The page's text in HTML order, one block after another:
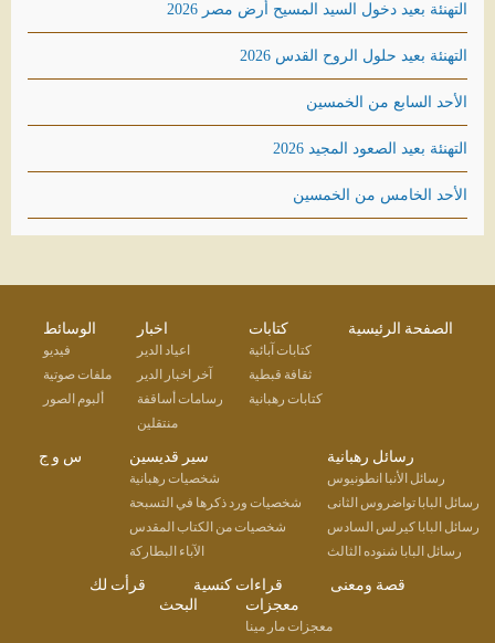
التهنئة بعيد دخول السيد المسيح أرض مصر 2026
التهنئة بعيد حلول الروح القدس 2026
الأحد السابع من الخمسين
التهنئة بعيد الصعود المجيد 2026
الأحد الخامس من الخمسين
الصفحة الرئيسية كتابات
كتابات آبائية
ثقافة قبطية
كتابات رهبانية
اخبار
اعياد الدير
آخر اخبار الدير
رسامات أساقفة
منتقلين
الوسائط
فيديو
ملفات صوتية
ألبوم الصور
رسائل رهبانية
رسائل الأنبا انطونيوس
رسائل البابا تواضروس الثانى
رسائل البابا كيرلس السادس
رسائل البابا شنوده الثالث
سير قديسين
شخصيات رهبانية
شخصيات ورد ذكرها في التسبحة
شخصيات من الكتاب المقدس
الآباء البطاركة
س و ج
قصة ومعنى قراءات كنسية
قرأت لك
معجزات
معجزات مار مينا
البحث